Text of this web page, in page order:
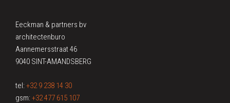
Eeckman & partners bv
architectenburo
Aannemersstraat 46
9040 SINT-AMANDSBERG
tel: +32 9 238 14 30
gsm: +32 477 615 107